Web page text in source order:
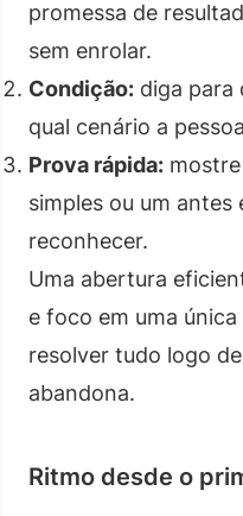
promessa de
sem enrolar.
Condição: diga para
qual cenário a
Prova rápida:
simples ou um antes
reconhecer.
Uma abertura
e foco em uma
resolver tudo logo
abandona.
Ritmo desde o